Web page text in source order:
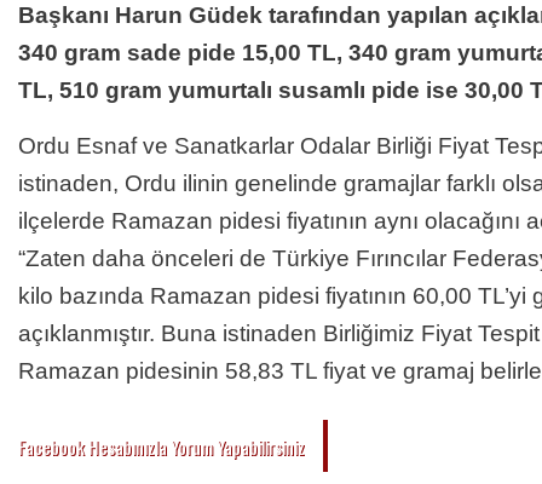
Başkanı Harun Güdek tarafından yapılan
340 gram sade pide 15,00 TL, 340 gram
TL, 510 gram yumurtalı susamlı pide ise 30,00
Ordu Esnaf ve Sanatkarlar Odalar Birliği Fiyat
istinaden, Ordu ilinin genelinde gramajlar farklı
ilçelerde Ramazan pidesi fiyatının aynı olacağını
“Zaten daha önceleri de Türkiye Fırıncılar
kilo bazında Ramazan pidesi fiyatının 60,00 TL’yi
açıklanmıştır. Buna istinaden Birliğimiz Fiyat
Ramazan pidesinin 58,83 TL fiyat ve gramaj
Facebook Hesabınızla Yorum Yapabilirsiniz